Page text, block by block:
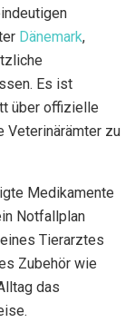
Dänemark,
Es ist
über offizielle
Veterinärämter zu
Medikamente
Notfallplan
Tierarztes
Zubehör wie
das